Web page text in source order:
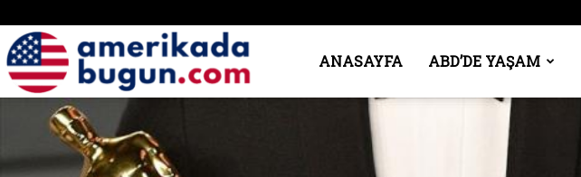
Amerika’daANASAYFA ABD’DE YAŞAM